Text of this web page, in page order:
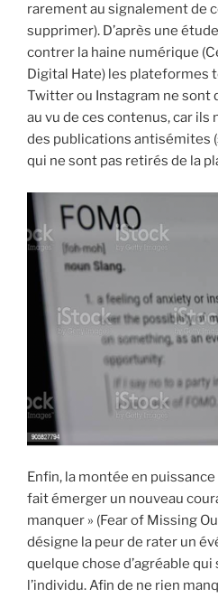
rarement au signalement de
supprimer). D’après une
contrer la haine numérique
Digital Hate) les plateformes
Twitter ou Instagram ne sont
au vu de ces contenus, car ils
des publications antisémites
qui ne sont pas retirés de la
Enfin, la montée en
fait émerger un nouveau
manquer » (Fear of Missing
désigne la peur de rater un
quelque chose d’agréable
l’individu. Afin de ne rien